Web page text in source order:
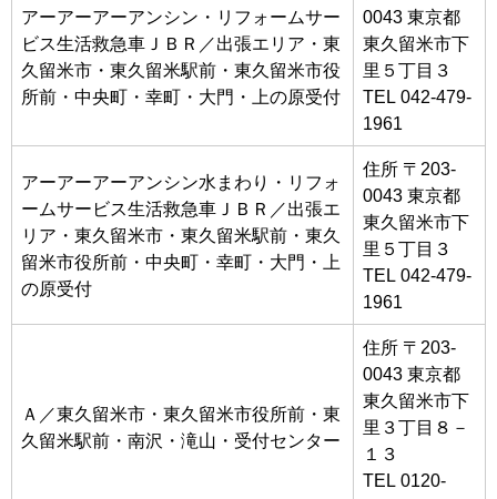
アーアーアーアンシン・リフォームサー
ビス生活救急車ＪＢＲ／出張エリア・東
久留米市・東久留米駅前・東久留米市役
所前・中央町・幸町・大門・上の原受付
0043 東京都
東久留米市下
里５丁目３
TEL 042-479-
1961
アーアーアーアンシン水まわり・リフォ
ームサービス生活救急車ＪＢＲ／出張エ
リア・東久留米市・東久留米駅前・東久
留米市役所前・中央町・幸町・大門・上
の原受付
住所 〒203-
0043 東京都
東久留米市下
里５丁目３
TEL 042-479-
1961
Ａ／東久留米市・東久留米市役所前・東
久留米駅前・南沢・滝山・受付センター
住所 〒203-
0043 東京都
東久留米市下
里３丁目８－
１３
TEL 0120-